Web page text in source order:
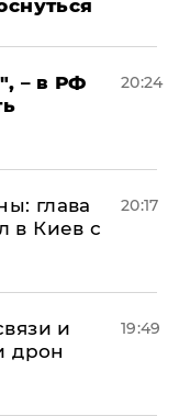
– в РФ
20:24
глава
в Киев с
20:17
и
дрон
19:49